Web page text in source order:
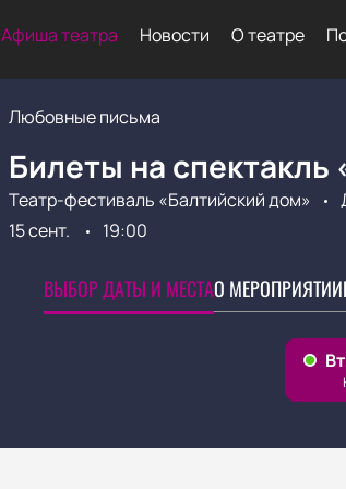
Афиша театра Новости О театре
Любовные письма
Билеты на
Театр-фестиваль «Балтийский дом»
15 сент.
19:00
ВЫБОР ДАТЫ И МЕСТАО МЕРОПРИЯТИИ